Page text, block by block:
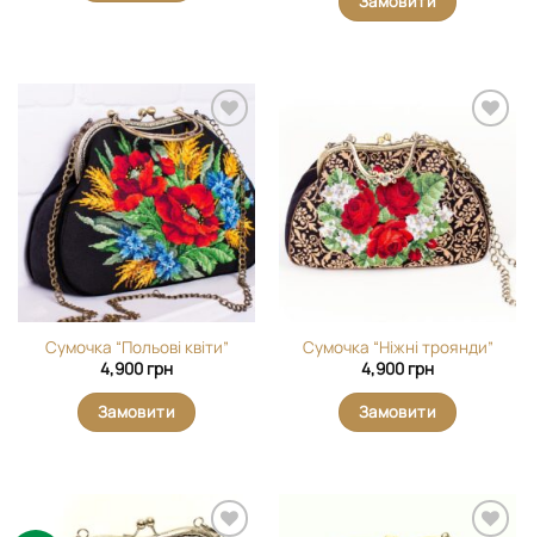
Додати
виріб у
вибране
Сумочка “Польові квіти”
4,900 грн
Замовити
Додати
виріб у
вибране
Сумочка “Ніжні троянди”
4,900 грн
Замовити